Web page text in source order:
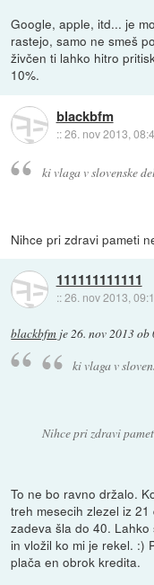
Google, apple, itd... je
rastejo, samo ne smeš
živčen ti lahko hitro
10%.
blackbfm
::26. nov 2013,
ki vlaga v slovenske
Nihce pri zdravi pameti
111111111111
::26. nov 2013,
blackbfm je26. nov 2013 ob
ki vlaga v
Nihce pri zdravi
To ne bo ravno držalo.
treh mesecih zlezel iz
zadeva šla do 40.
in vložil ko mi je rekel. :)
plača en obrok kredita.